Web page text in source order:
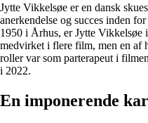
Jytte Vikkelsøe er en dansk
anerkendelse og succes inden
1950 i Århus, er Jytte Vikkelsøe
medvirket i flere film, men en af
roller var som parterapeut i
i 2022.
En imponerende